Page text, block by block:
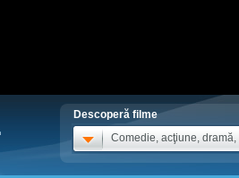
Descoperă filme
Comedie, acţiune, dramă,